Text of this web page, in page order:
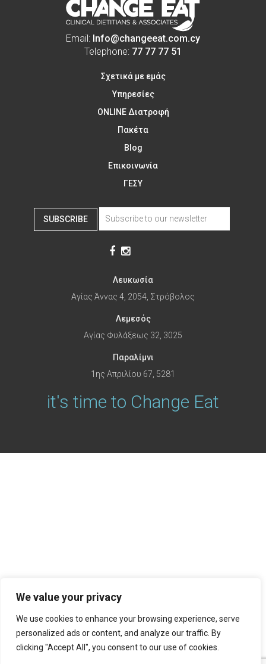
We value your privacy
We use cookies to enhance your browsing experience, serve
personalized ads or content, and analyze our traffic. By
clicking "Accept All", you consent to our use of cookies.
Email: Info@changeeat.com.cy
Telephone: 77 77 77 51
Σχετικά με εμάς
Υπηρεσίες
ONLINE Διατροφή
Πακέτα
Blog
Επικοινωνία
ΓΕΣΥ
SUBSCRIBE
Λευκωσία
Αγίας Άννας 4, 2054, Στρόβολος
Λεμεσός
Αγίας Φυλάξεως 32, 3025
Παραλίμνι
1ης Απριλίου 67, 5281
it's time to Change Eat